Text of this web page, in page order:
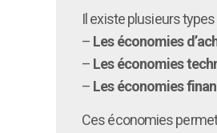
Il existe plusieurs types
– Les économies
– Les économies
– Les économies
Ces économies